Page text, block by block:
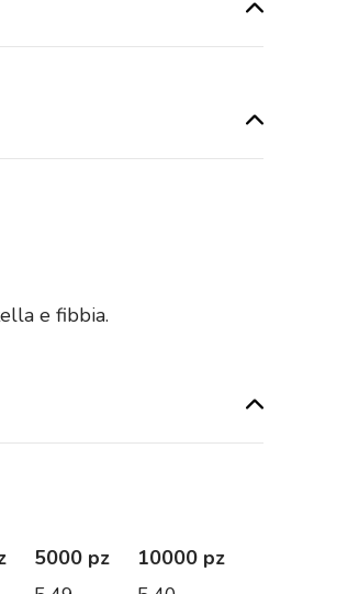
e fibbia.
5000 pz
10000 pz